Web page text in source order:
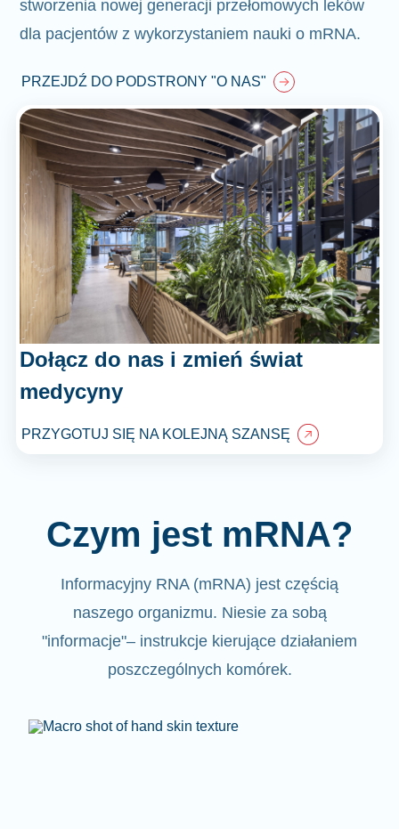
stworzenia nowej generacji przełomowych leków
dla pacjentów z wykorzystaniem nauki o mRNA.
PRZEJDŹ DO PODSTRONY "O NAS"
Dołącz do nas i zmień świat
medycyny
PRZYGOTUJ SIĘ NA KOLEJNĄ SZANSĘ
Czym jest mRNA?
Informacyjny RNA (mRNA) jest częścią
naszego organizmu. Niesie za sobą
"informacje"– instrukcje kierujące działaniem
poszczególnych komórek.